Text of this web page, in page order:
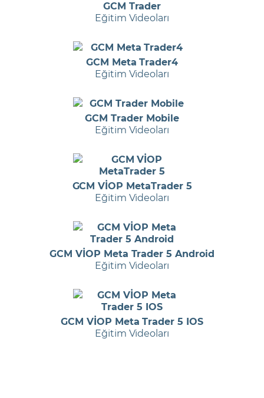
GCM Trader
Eğitim Videoları
GCM Meta Trader4
Eğitim Videoları
GCM Trader Mobile
Eğitim Videoları
GCM VİOP MetaTrader 5
Eğitim Videoları
GCM VİOP Meta Trader 5 Android
Eğitim Videoları
GCM VİOP Meta Trader 5 IOS
Eğitim Videoları